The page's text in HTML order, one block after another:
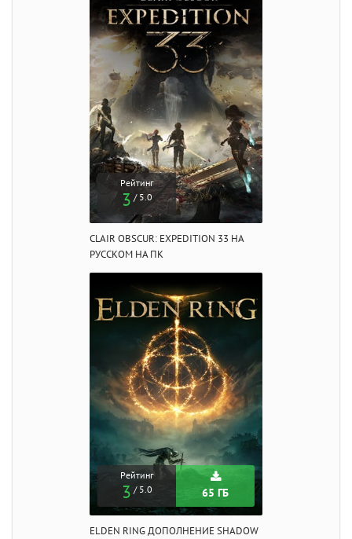
Рейтинг
3 / 5.0
CLAIR OBSCUR: EXPEDITION 33 НА
РУССКОМ НА ПК
Рейтинг
3 / 5.0 65 ГБ
ELDEN RING ДОПОЛНЕНИЕ SHADOW